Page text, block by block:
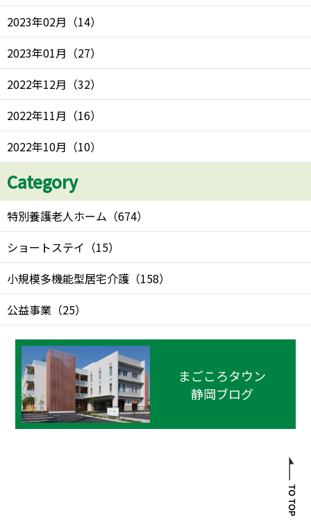
2023年02月 （14）
2023年01月 （27）
2022年12月 （32）
2022年11月 （16）
2022年10月 （10）
Category
特別養護老人ホーム （674）
ショートステイ （15）
小規模多機能型居宅介護 （158）
公益事業 （25）
まごころタウン
静岡ブログ